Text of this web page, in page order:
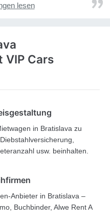
lesen
Cars
in Bratislava zu
usw. beinhalten.
Anbieter in Bratislava –
Buchbinder, Alwe Rent A